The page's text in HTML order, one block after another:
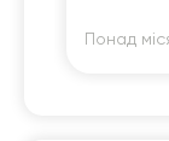
Понад